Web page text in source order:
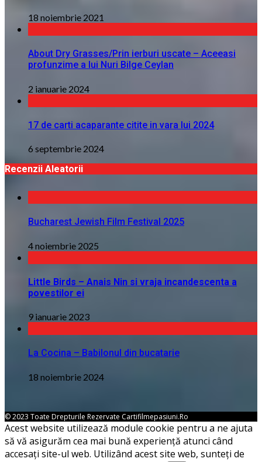
18 noiembrie 2021
About Dry Grasses/Prin ierburi uscate – Aceeasi
profunzime a lui Nuri Bilge Ceylan
2 ianuarie 2024
17 de carti acaparante citite in vara lui 2024
6 septembrie 2024
Recenzii Aleatorii
Bucharest Jewish Film Festival 2025
4 noiembrie 2025
Little Birds – Anais Nin si vraja incandescenta a
povestilor ei
9 ianuarie 2023
La Cocina – Babilonul din bucatarie
18 noiembrie 2024
© 2023 Toate Drepturile Rezervate Cartifilmepasiuni.ro
Acest website utilizează module cookie pentru a ne ajuta
să vă asigurăm cea mai bună experiență atunci când
accesați site-ul web. Utilizând acest site web, sunteți de